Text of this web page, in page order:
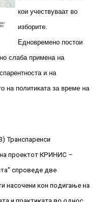
кои учествуваат во
изборите.
Едновремено постои
слаба примена на
и на
на политиката за време на
Транспаренси
проектот КРИНИС –
спроведе две
насочени кон подигање на